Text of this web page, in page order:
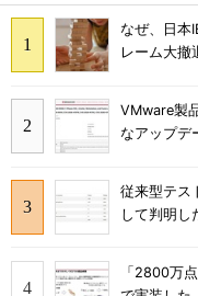
なぜ、日本
レーム大撤
VMware製
なアップデ
従来型テス
して判明し
「2800万